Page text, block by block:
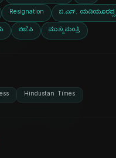
Resignation ಬಿ.ಎಸ್. ಯಡಿಯೂರಪ್ಪ
ಬಿಜೆಪಿ ಮುಖ್ಯಮಂತ್ರಿ
Hindustan Times